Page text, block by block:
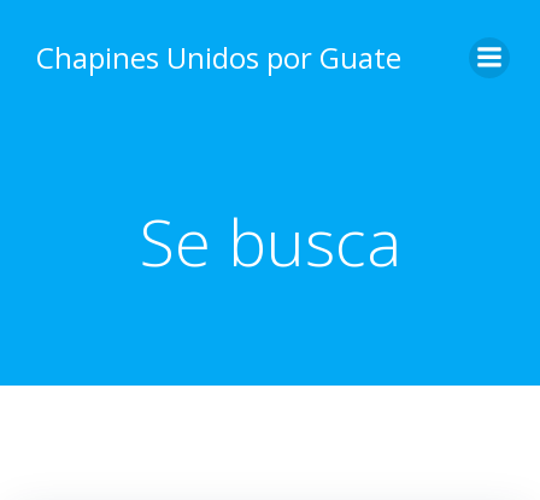
content
Chapines Unidos por Guate
Se busca